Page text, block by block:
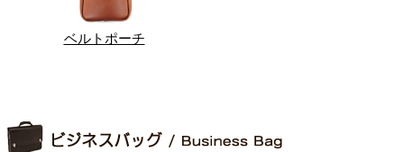
ベルトポーチ